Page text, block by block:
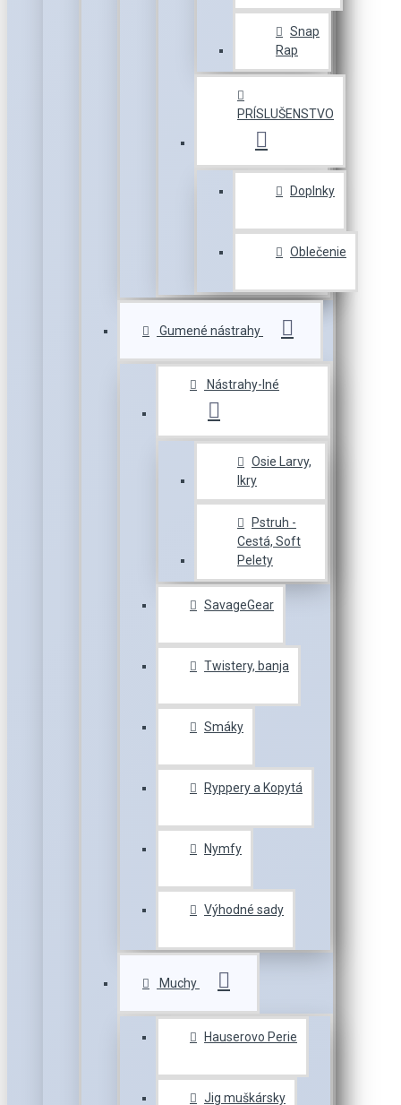
Snap
Rap
PRÍSLUŠENSTVO
Doplnky
Oblečenie
Gumené nástrahy
Nástrahy-Iné
Osie Larvy,
Ikry
Pstruh -
Cestá, Soft
Pelety
SavageGear
Twistery, banja
Smáky
Ryppery a Kopytá
Nymfy
Výhodné sady
Muchy
Hauserovo Perie
Jig muškársky